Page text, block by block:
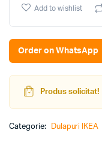
2D
78x190
cm
quantity
Add to wishlist
Order on WhatsApp
Produs solicitat!
Categorie: Dulapuri IKEA